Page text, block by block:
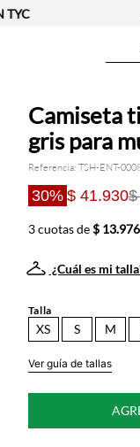
Camiseta
gris para
Referencia: TSH-ENT-
30% $ 41.930$
3 cuotas de$
¿Cuál es mi
Talla
XS S M
Ver guía de tallas